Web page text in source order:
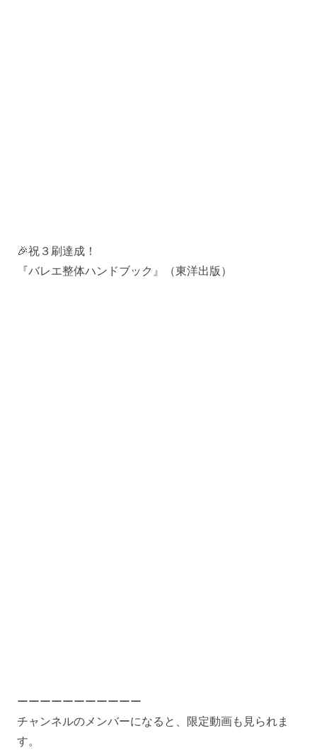
🎉祝３刷達成！
『バレエ整体ハンドブック』（東洋出版）
ーーーーーーーーーーー
チャンネルのメンバーになると、限定動画も見られま
す。